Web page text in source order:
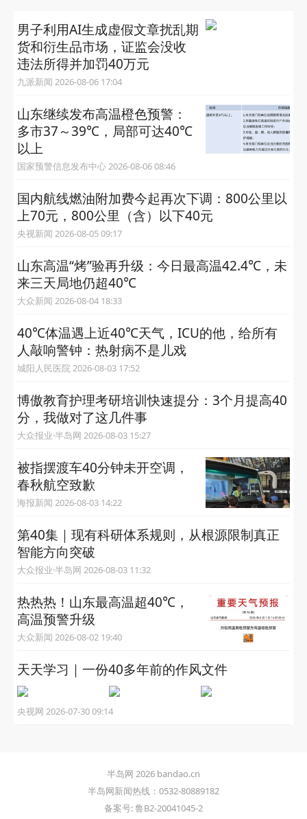
男子利用AI生成虚假文章扰乱期
货和衍生品市场，证监会没收
违法所得并加罚40万元
九派新闻 2026-08-06 17:04
山东继续发布高温橙色预警：
多市37～39℃，局部可达40℃
以上
国家预警信息发布中心 2026-08-06 08:46
国内航线燃油附加费今起再次下调：800公里以
上70元，800公里（含）以下40元
央视新闻 2026-08-05 09:17
山东高温“烤”验再升级：今日最高温42.4℃，未
来三天局地仍超40℃
大众新闻 2026-08-04 18:33
40℃体温遇上近40℃天气，ICU的他，给所有
人敲响警钟：热射病不是儿戏
城阳人民医院 2026-08-03 17:52
博傲教育护理考研培训快速提分：3个月提高40
分，我做对了这几件事
大众报业·半岛网 2026-08-03 15:27
被指摆渡车40分钟未开空调，
春秋航空致歉
海报新闻 2026-08-03 14:22
第40集｜现有科研体系规则，从根源限制真正
智能方向突破
大众报业·半岛网 2026-08-03 11:32
热热热！山东最高温超40℃，
高温预警升级
大众新闻 2026-08-02 19:40
天天学习｜一份40多年前的作风文件
央视网 2026-07-30 09:14
半岛网 2026 bandao.cn
半岛网新闻热线：0532-80889182
备案号: 鲁B2-20041045-2